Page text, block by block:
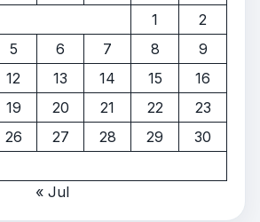
1
2
5 6 7 8
9
12 13 14 15
16
19 20 21 22
23
26 27 28 29
30
« Jul